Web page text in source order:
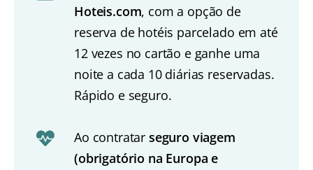
Hoteis.com, com a opção de
reserva de hotéis parcelado em até
12 vezes no cartão e ganhe uma
noite a cada 10 diárias reservadas.
Rápido e seguro.
Ao contratar seguro viagem
(obrigatório na Europa e